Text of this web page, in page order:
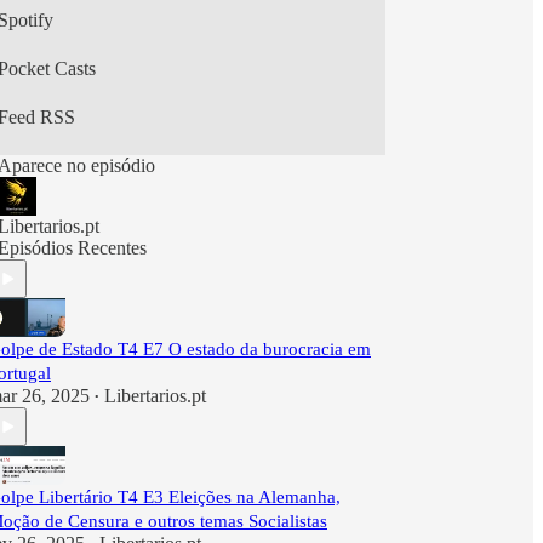
Spotify
Casts
RSS
Aparece no episódio
Recentes
de Estado T4 E7 O estado da burocracia em
26, 2025 • Libertarios.pt
Libertário T4 E3 Eleições na Alemanha,
de Censura e outros temas Socialistas